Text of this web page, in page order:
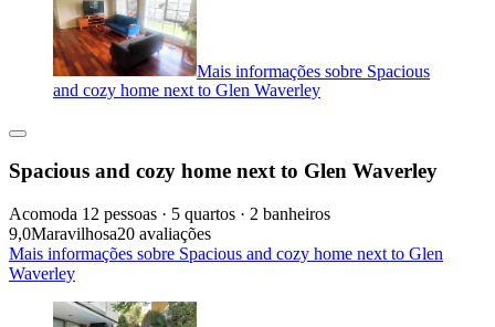
Mais informações sobre Spacious
and cozy home next to Glen Waverley
Spacious and cozy home next to Glen Waverley
Acomoda 12 pessoas · 5 quartos · 2 banheiros
9,0Maravilhosa20 avaliações
Mais informações sobre Spacious and cozy home next to Glen
Waverley